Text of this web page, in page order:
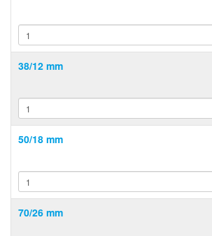
38/12 mm
50/18 mm
70/26 mm